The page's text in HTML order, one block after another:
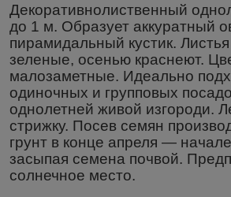
Декоративнолиственный
до 1 м. Образует аккуратный
пирамидальный кустик.
зеленые, осенью краснеют.
малозаметные. Идеально
одиночных и групповых
однолетней живой изгороди.
стрижку. Посев семян
грунт в конце апреля ―
засыпая семена почвой.
солнечное место.